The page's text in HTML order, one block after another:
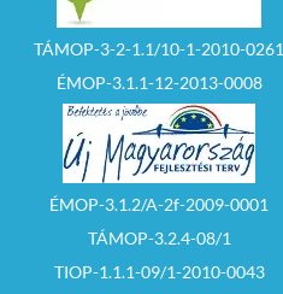
TÁMOP-3-2-1.1/10-1-2010-0261
ÉMOP-3.1.1-12-2013-0008
ÉMOP-3.1.2/A-2f-2009-0001
TÁMOP-3.2.4-08/1
TIOP-1.1.1-09/1-2010-0043